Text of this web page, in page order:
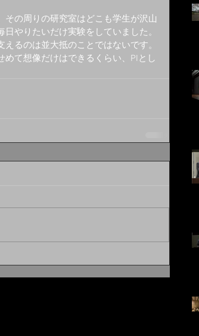
の周りの研究室はどこも学生が沢山
やりたいだけ実験をしていました。
るのは並大抵のことではないです。
て想像だけはできるくらい、PIとし